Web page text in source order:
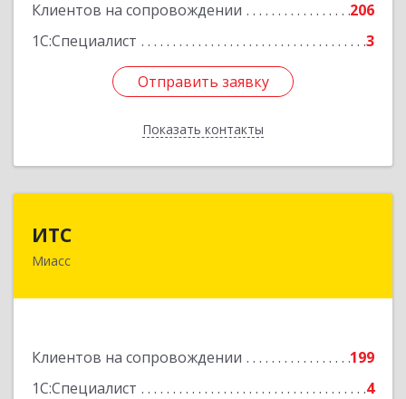
Клиентов на сопровождении
206
1С:Специалист
3
Отправить заявку
Показать контакты
Отправить заявку
Назад
ИТС
Миасс
Клиентов на сопровождении
199
1С:Специалист
4
456300, Челябинская обл, Миасс г, Романенко